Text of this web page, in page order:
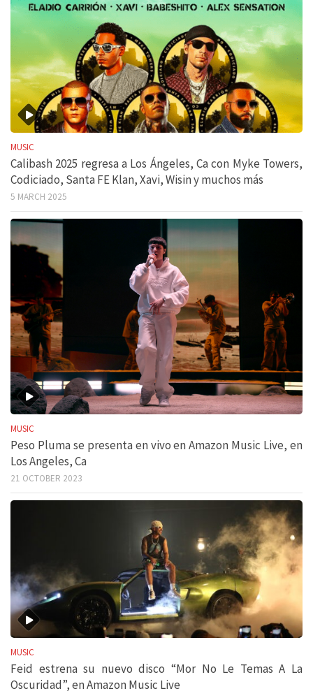
MUSIC
Calibash 2025 regresa a Los Ángeles, Ca con Myke Towers,
Codiciado, Santa FE Klan, Xavi, Wisin y muchos más
5 MARCH 2025
MUSIC
Peso Pluma se presenta en vivo en Amazon Music Live, en
Los Angeles, Ca
21 OCTOBER 2023
MUSIC
Feid estrena su nuevo disco “Mor No Le Temas A La
Oscuridad”, en Amazon Music Live